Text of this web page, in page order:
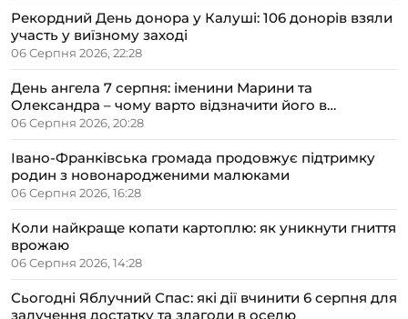
Рекордний День донора у Калуші: 106 донорів взяли
участь у виїзному заході
06 Серпня 2026, 22:28
День ангела 7 серпня: іменини Марини та
Олександра – чому варто відзначити його в
сімейному колі
06 Серпня 2026, 20:28
Івано-Франківська громада продовжує підтримку
родин з новонародженими малюками
06 Серпня 2026, 16:28
Коли найкраще копати картоплю: як уникнути гниття
врожаю
06 Серпня 2026, 14:28
Сьогодні Яблучний Спас: які дії вчинити 6 серпня для
залучення достатку та злагоди в оселю